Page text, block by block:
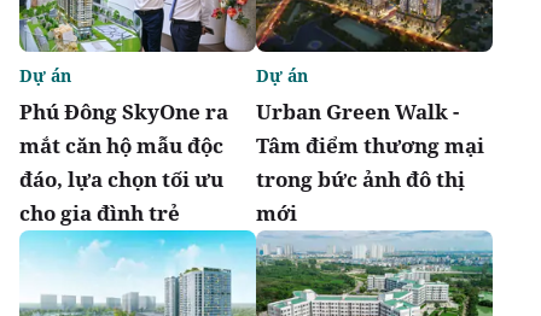
Phú Đông SkyOne ra
mắt căn hộ mẫu độc
đáo, lựa chọn tối ưu
cho gia đình trẻ
Dự án
Urban Green Walk -
Tâm điểm thương mại
trong bức ảnh đô thị
mới
Dự án